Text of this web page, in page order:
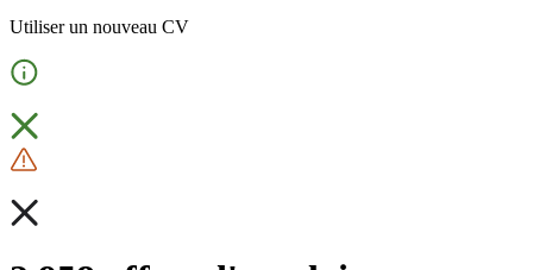
Utiliser un nouveau CV